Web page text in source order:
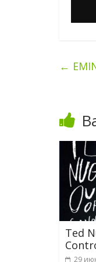
←
Ted
29